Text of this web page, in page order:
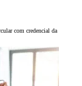
com credencial da